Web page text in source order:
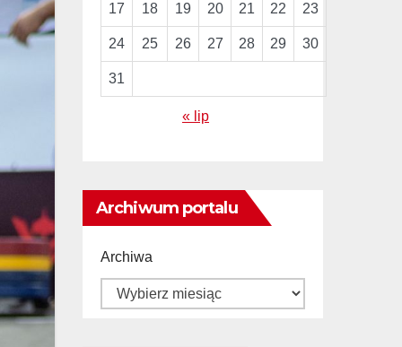
17 18 19 20 21 22 23
24 25 26 27 28 29 30
31
« lip
Archiwum portalu
Archiwa